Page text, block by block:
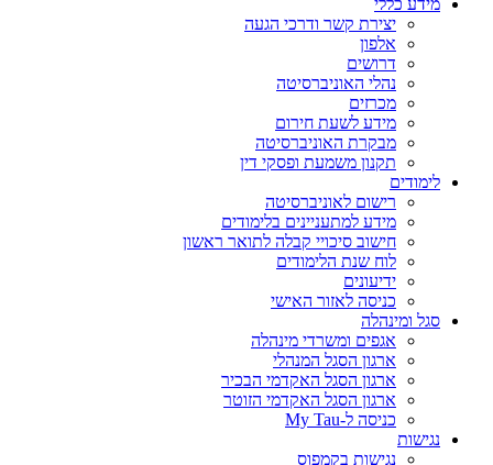
יצירת קשר ודרכי הגעה
אלפון
דרושים
נהלי האוניברסיטה
מכרזים
מידע לשעת חירום
מבקרת האוניברסיטה
תקנון משמעת ופסקי דין
לימודים
רישום לאוניברסיטה
מידע למתעניינים בלימודים
חישוב סיכויי קבלה לתואר ראשון
לוח שנת הלימודים
ידיעונים
כניסה לאזור האישי
סגל ומינהלה
אגפים ומשרדי מינהלה
ארגון הסגל המנהלי
ארגון הסגל האקדמי הבכיר
ארגון הסגל האקדמי הזוטר
כניסה ל-My Tau
נגישות
נגישות בקמפוס